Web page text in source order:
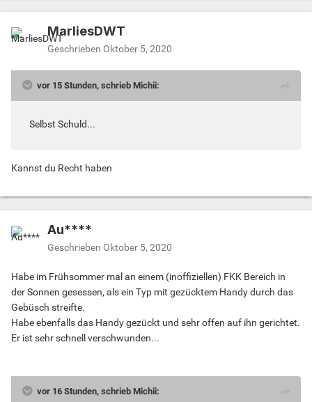
MarliesDWT
Geschrieben Oktober 5, 2020
vor 15 Stunden, schrieb Michii:
Selbst Schuld...
Kannst du Recht haben
Au****
Geschrieben Oktober 5, 2020
Habe im Frühsommer mal an einem (inoffiziellen) FKK Bereich in
der Sonnen gesessen, als ein Typ mit gezücktem Handy durch das
Gebüsch streifte.
Habe ebenfalls das Handy gezückt und sehr offen auf ihn gerichtet.
Er ist sehr schnell verschwunden...
vor 16 Stunden, schrieb Michii: